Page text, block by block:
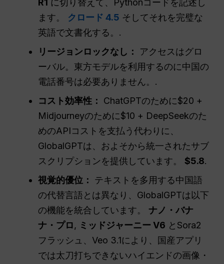
R1 に切り替えて、Pythonコードを記述し
ます。 クロード 4.5 そしてそれを完璧な
英語で文書化する。.
リージョンロックなし：
アクセスはグロ
ーバル。東方モデルを利用するのに中国の
電話番号は必要ありません。.
コスト効率性：
ChatGPTのために$20 +
Midjourneyのために$10 + DeepSeekのた
めのAPIコストを支払う代わりに、
GlobalGPTは、およそから統一されたサブ
スクリプションを提供しています。$5.8.
視覚的優位：
テキストを多用する中国語
の代替言語とは異なり、GlobalGPTは以下
の機能を統合しています。ナノ・バナ
ナ・プロ, ミッドジャーニー V6 とSora2
フラッシュ、Veo 3.1により、国産アプリ
では太刀打ちできないハイエンドの画像・